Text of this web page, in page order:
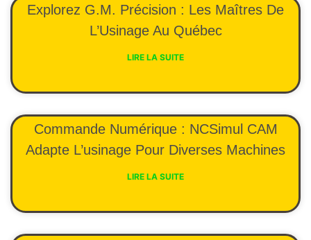
Explorez G.M. Précision : Les Maîtres De
L’Usinage Au Québec
LIRE LA SUITE
Commande Numérique : NCSimul CAM
Adapte L’usinage Pour Diverses Machines
LIRE LA SUITE